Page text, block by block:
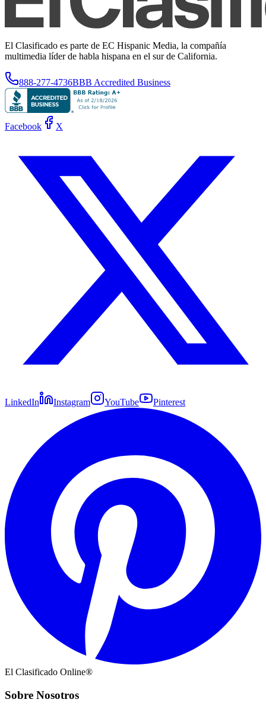
El Clasificado es parte de EC Hispanic Media, la compañía
multimedia líder de habla hispana en el sur de California.
888-277-4736BBB Accredited Business
Facebook X
LinkedIn Instagram YouTube Pinterest
El Clasificado Online®
Sobre Nosotros